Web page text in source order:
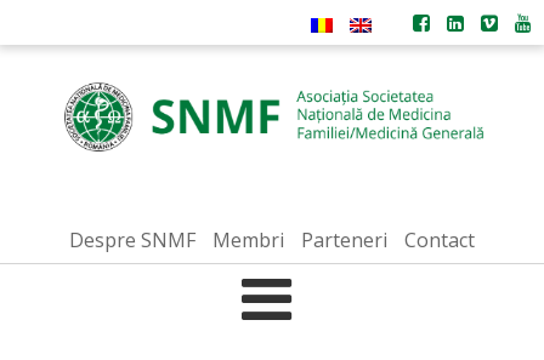
Despre SNMF Membri Parteneri Contact